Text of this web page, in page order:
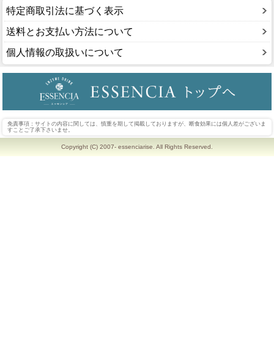
特定商取引法に基づく表示
送料とお支払い方法について
個人情報の取扱いについて
免責事項：サイトの内容に関しては、慎重を期して掲載しておりますが、断食効果には個人差がございま
すことご了承下さいませ。
Copyright (C) 2007- essenciarise. All Rights Reserved.